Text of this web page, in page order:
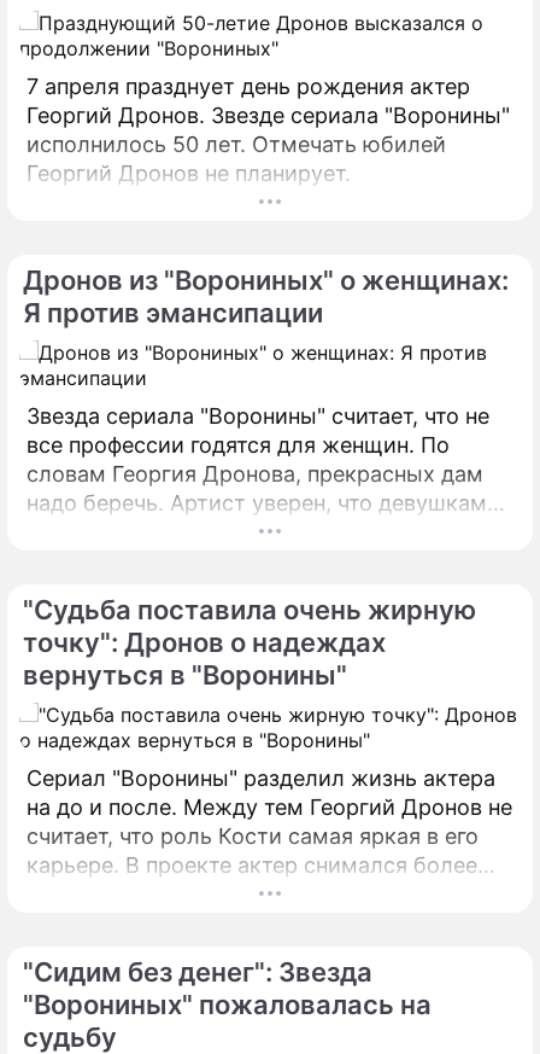
7 апреля празднует день рождения актер
Георгий Дронов. Звезде сериала "Воронины"
исполнилось 50 лет. Отмечать юбилей
Георгий Дронов не планирует.
Дронов из "Ворониных" о женщинах:
Я против эмансипации
Звезда сериала "Воронины" считает, что не
все профессии годятся для женщин. По
словам Георгия Дронова, прекрасных дам
надо беречь. Артист уверен, что девушкам
нельзя трудиться там, где есть жестокость и
"Судьба поставила очень жирную
точку": Дронов о надеждах
вернуться в "Воронины"
Сериал "Воронины" разделил жизнь актера
на до и после. Между тем Георгий Дронов не
считает, что роль Кости самая яркая в его
карьере. В проекте актер снимался более
"Сидим без денег": Звезда
"Ворониных" пожаловалась на
судьбу